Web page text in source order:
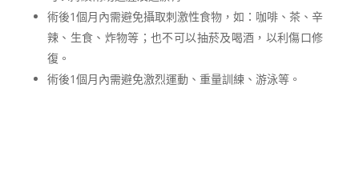
術後1個月內需避免攝取刺激性食物，如：咖啡、茶、辛
辣、生食、炸物等；也不可以抽菸及喝酒，以利傷口修
復。
術後1個月內需避免激烈運動、重量訓練、游泳等。